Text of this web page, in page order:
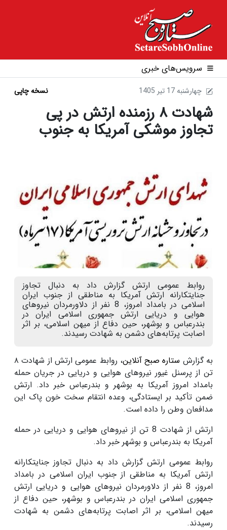
سرویس‌های خبری
1405 چهارشنبه 17 تير نسخه چاپی
شهادت ۸ رزمنده ارتش در پی
تجاوز موشکی آمریکا به جنوب
روابط عمومی ارتش گزارش داد به دنبال تجاوز
جنایتکارانه ارتش آمریکا به مناطقی از جنوب ایران
اسلامی در بامداد امروز، 8 نفر از دلاورمردان نیروهای
هوایی و دریایی ارتش جمهوری اسلامی ایران در
بندرعباس و بوشهر، حین دفاع از میهن اسلامی، بر اثر
اصابت پرتابه‌های دشمن به شهادت رسیدند.
به گزارش ستاره صبح آنلاین
، روابط عمومی ارتش از شهادت ۸
تن از پرسنل غیور نیروهای هوایی و دریایی در جریان حمله
بامداد امروز آمریکا به بوشهر و بندرعباس خبر داد. ارتش
ضمن تأکید بر ایستادگی، وعده انتقام سخت خون پاک این
مدافعان وطن را داده است.
ارتش از شهادت 8 تن از نیروهای هوایی و دریایی در حمله
آمریکا به بندرعباس و بوشهر خبر داد.
روابط عمومی ارتش گزارش داد به دنبال تجاوز جنایتکارانه
ارتش آمریکا به مناطقی از جنوب ایران اسلامی در بامداد
امروز، 8 نفر از دلاورمردان نیروهای هوایی و دریایی ارتش
جمهوری اسلامی ایران در بندرعباس و بوشهر، حین دفاع از
میهن اسلامی، بر اثر اصابت پرتابه‌های دشمن به شهادت
رسیدند.